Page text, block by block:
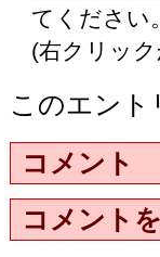
てください
(右クリッ
このエン
コメント
コメント